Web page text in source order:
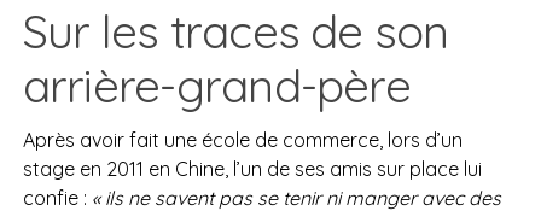
Sur les traces de son
arrière-grand-père
Après avoir fait une école de commerce, lors d’un
stage en 2011 en Chine, l’un de ses amis sur place lui
confie : « ils ne savent pas se tenir ni manger avec des